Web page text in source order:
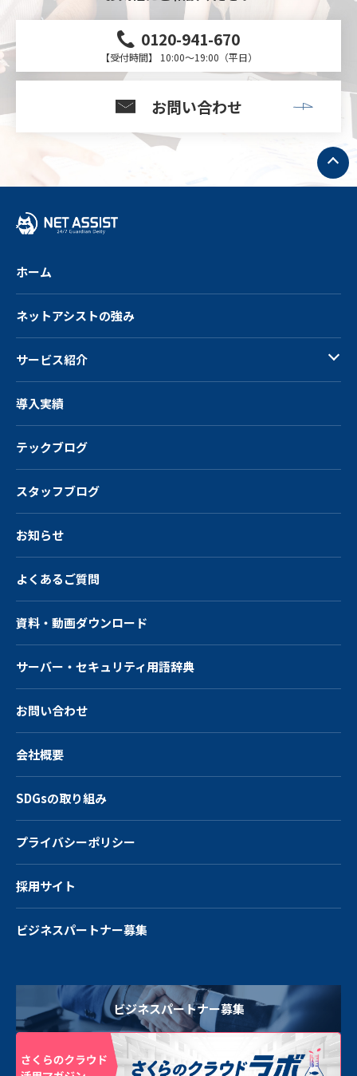
0120-941-670
【受付時間】 10:00～19:00（平日）
お問い合わせ
ト
ッ
プ
へ
ホーム
ネットアシストの強み
サービス紹介
導入実績
テックブログ
スタッフブログ
お知らせ
よくあるご質問
資料・動画ダウンロード
サーバー・ セキュリティ用語辞典
お問い合わせ
会社概要
SDGsの取り組み
プライバシーポリシー
採用サイト
ビジネスパートナー募集
ビジネスパートナー募集